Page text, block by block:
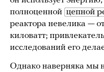
полноценной цепной
реактора невелика —
киловатт;
исследований его
Однако наверняка мы